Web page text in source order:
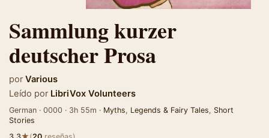
Sammlung kurzer
deutscher Prosa
por Various
Leído por LibriVox Volunteers
German · 0000 · 3h 55m · Myths, Legends & Fairy Tales, Short
Stories